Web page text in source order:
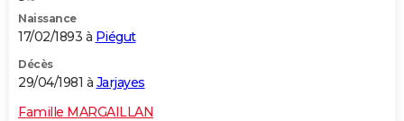
Naissance
17/02/1893 à Piégut
Décès
29/04/1981 à Jarjayes
Famille MARGAILLAN